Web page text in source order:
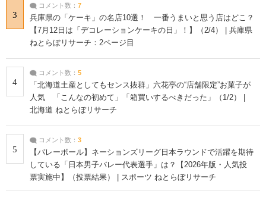
3
コメント数： 7
兵庫県の「ケーキ」の名店10選！ 一番うまいと思う店はどこ？
【7月12日は「デコレーションケーキの日」！】（2/4） | 兵庫県
ねとらぼリサーチ：2ページ目
4
コメント数： 5
「北海道土産としてもセンス抜群」六花亭の“店舗限定”お菓子が
人気 「こんなの初めて」「箱買いするべきだった」（1/2） |
北海道 ねとらぼリサーチ
5
コメント数： 3
【バレーボール】ネーションズリーグ日本ラウンドで活躍を期待
している「日本男子バレー代表選手」は？【2026年版・人気投
票実施中】（投票結果） | スポーツ ねとらぼリサーチ